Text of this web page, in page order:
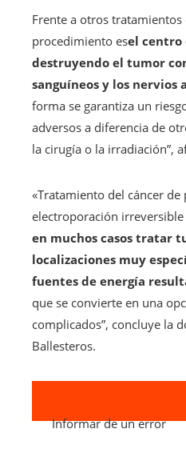
Frente a otros tratamientos
procedimiento esel centro
destruyendo el tumor
sanguíneos y los nervios
forma se garantiza un
adversos a diferencia de
la cirugía o la irradiación”,
«Tratamiento del cáncer de
electroporación irreversible
en muchos casos tratar
localizaciones muy
fuentes de energía
que se convierte en una
complicados”, concluye la
Ballesteros.
Informar de un error